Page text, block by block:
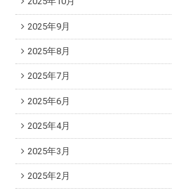
2025年9月
2025年8月
2025年7月
2025年6月
2025年4月
2025年3月
2025年2月